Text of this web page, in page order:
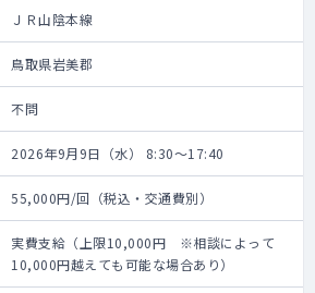
ＪＲ山陰本線
鳥取県岩美郡
不問
2026年9月9日（水） 8:30～17:40
55,000円/回（税込・交通費別）
実費支給（上限10,000円 ※相談によって
10,000円越えても可能な場合あり）